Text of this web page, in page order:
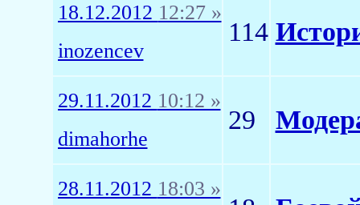
18.12.2012 12:27 »
inozencev
114
29.11.2012 10:12 »
dimahorhe
29
28.11.2012 18:03 »